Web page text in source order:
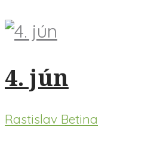
4. jún
Rastislav Betina